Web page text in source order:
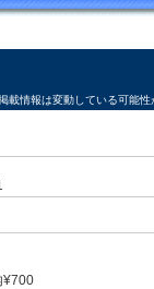
掲載情報は変動している可能
¥700